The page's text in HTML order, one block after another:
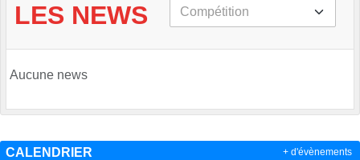
LES NEWS
Aucune news
CALENDRIER + d'évènements